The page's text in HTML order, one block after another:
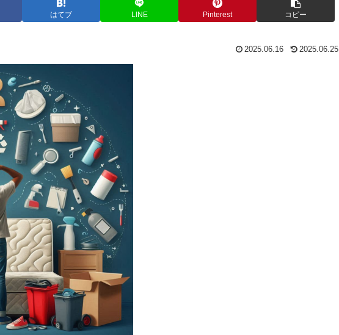
はてブ LINE Pinterest コピー
2025.06.16 2025.06.25